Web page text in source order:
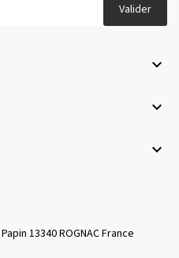
Valider



13340 ROGNAC France